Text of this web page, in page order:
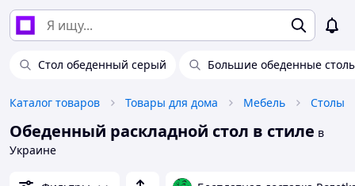
Стол обеденный серый Большие обеденные
Каталог товаров Товары для дома Мебель Столы
Обеденный раскладной стол в стиле в
Украине